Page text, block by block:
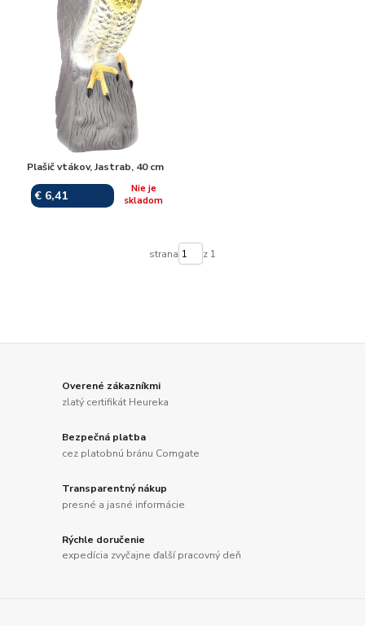
Plašič vtákov, Jastrab, 40 cm
€ 6,41
Nie je
skladom
strana z 1
Overené zákazníkmi
zlatý certifikát Heureka
Bezpečná platba
cez platobnú bránu Comgate
Transparentný nákup
presné a jasné informácie
Rýchle doručenie
expedícia zvyčajne ďalší pracovný deň